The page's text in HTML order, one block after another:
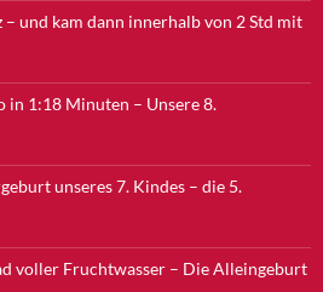
und kam dann innerhalb von 2 Std mit
in 1:18 Minuten – Unsere 8.
unseres 7. Kindes – die 5.
voller Fruchtwasser – Die Alleingeburt